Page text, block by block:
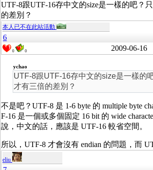
UTF-8跟UTF-16存中文的size是一樣的吧？
的差別？
本人已不在此站活動
6
0 0 2009-06-16
ychao
UTF-8跟UTF-16存中文的size是一樣的
才有三倍的差別？
不是吧？UTF-8 是 1-6 byte 的 multiple byte
F-16 是一個或多個固定 16 bit 的 wide
說，中文的話，應該是 UTF-16 較省空間。
所以，UTF-8 才會沒有 endian 的問題，而
eliu